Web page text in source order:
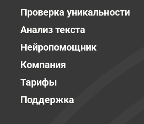
Проверка уникальности
Анализ текста
Нейропомощник
Компания
Тарифы
Поддержка